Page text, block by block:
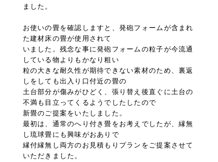
ました。
お使いの畳を確認しますと、発砲フォームが含まれ
た建材床の畳が使用されて
いました。残念な事に発砲フォームの粒子が今流通
している物よりもかなり粗い
粒の大きな耐久性が期待できない素材のため、裏返
しをしても出入り口付近の畳の
土台部分が傷みがひどく、張り替え後直ぐに土台の
不満も目立ってくるようでしたしたので
新畳のご提案をいたしました。
最初は、通常のへり付き畳をお考えでしたが、縁無
し琉球畳にも興味がおありで
縁付縁無し両方のお見積もりプランをご提案させて
いただきました。